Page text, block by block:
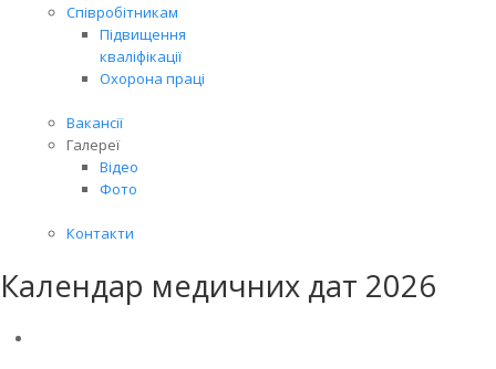
Співробітникам
Підвищення
кваліфікації
Охорона праці
Вакансії
Галереї
Відео
Фото
Контакти
Календар медичних дат 2026